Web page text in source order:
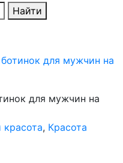
Найти
для мужчин на
, Красота